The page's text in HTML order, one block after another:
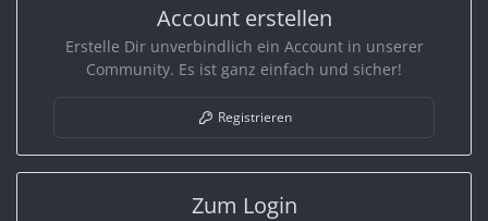
Account erstellen
Erstelle Dir unverbindlich ein Account in unserer
Community. Es ist ganz einfach und sicher!
Registrieren
Zum Login